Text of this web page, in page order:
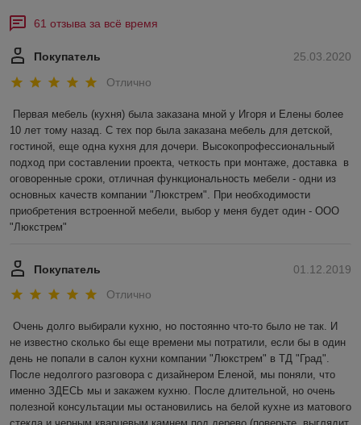
61 отзыва за всё время
25.03.2020
Покупатель
Отлично
Первая мебель (кухня) была заказана мной у Игоря и Елены более
10 лет тому назад. С тех пор была заказана мебель для детской,
гостиной, еще одна кухня для дочери. Высокопрофессиональный
подход при составлении проекта, четкость при монтаже, доставка  в
оговоренные сроки, отличная функциональность мебели - одни из
основных качеств компании "Люкстрем". При необходимости
приобретения встроенной мебели, выбор у меня будет один - ООО
"Люкстрем"
01.12.2019
Покупатель
Отлично
Очень долго выбирали кухню, но постоянно что-то было не так. И
не известно сколько бы еще времени мы потратили, если бы в один
день не попали в салон кухни компании "Люкстрем" в ТД "Град".
После недолгого разговора с дизайнером Еленой, мы поняли, что
именно ЗДЕСЬ мы и закажем кухню. После длительной, но очень
полезной консультации мы остановились на белой кухне из матового